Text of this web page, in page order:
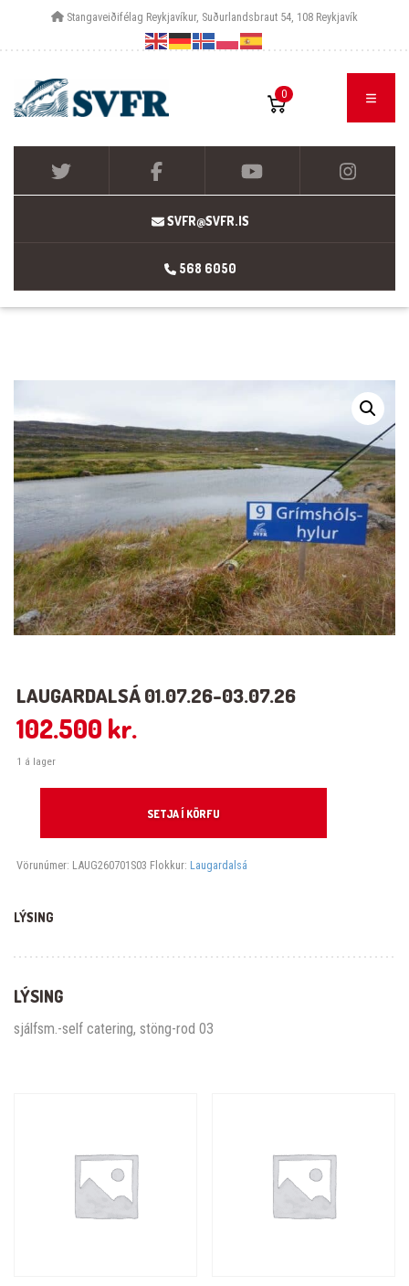
Stangaveiðifélag Reykjavíkur, Suðurlandsbraut 54, 108 Reykjavík
0
SVFR@SVFR.IS
568 6050
LAUGARDALSÁ 01.07.26-03.07.26
102.500 kr.
1 á lager
SETJA Í KÖRFU
Vörunúmer: LAUG260701S03 Flokkur: Laugardalsá
LÝSING
LÝSING
sjálfsm.-self catering, stöng-rod 03